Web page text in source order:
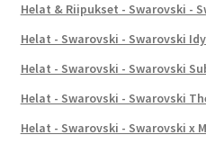
Helat & Riipukset - Swarovski -
Helat - Swarovski - Swarovski
Helat - Swarovski - Swarovski
Helat - Swarovski - Swarovski
Helat - Swarovski - Swarovski x